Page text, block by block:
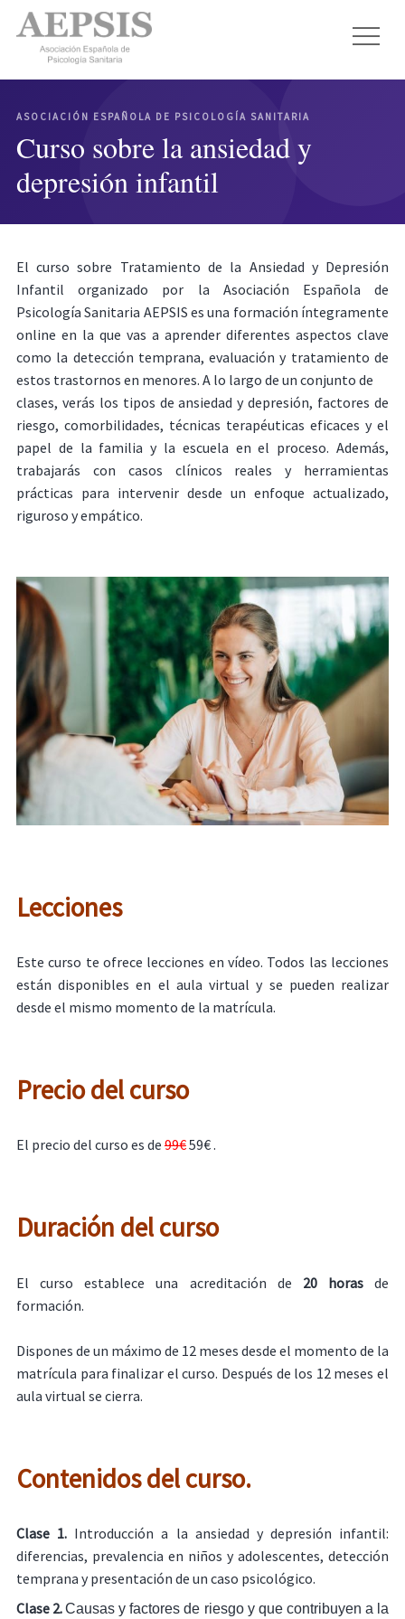
ASOCIACIÓN ESPAÑOLA DE PSICOLOGÍA SANITARIA
Curso sobre la ansiedad y
depresión infantil
El curso sobre Tratamiento de la Ansiedad y Depresión
Infantil organizado por la Asociación Española de
Psicología Sanitaria AEPSIS es una formación íntegramente
online en la que vas a aprender diferentes aspectos clave
como la detección temprana, evaluación y tratamiento de
estos trastornos en menores. A lo largo de un conjunto de
clases, verás los tipos de ansiedad y depresión, factores de
riesgo, comorbilidades, técnicas terapéuticas eficaces y el
papel de la familia y la escuela en el proceso. Además,
trabajarás con casos clínicos reales y herramientas
prácticas para intervenir desde un enfoque actualizado,
riguroso y empático.
Lecciones
Este curso te ofrece lecciones en vídeo. Todos las lecciones
están disponibles en el aula virtual y se pueden realizar
desde el mismo momento de la matrícula.
Precio del curso
El precio del curso es de 99€59€ .
Duración del curso
El curso establece una acreditación de 20 horasde
formación.
Dispones de un máximo de 12 meses desde el momento de la
matrícula para finalizar el curso. Después de los 12 meses el
aula virtual se cierra.
Contenidos del curso.
Clase 1. Introducción a la ansiedad y depresión infantil:
diferencias, prevalencia en niños y adolescentes, detección
temprana y presentación de un caso psicológico.
Clase 2.Causas y factores de riesgo y que contribuyen a la